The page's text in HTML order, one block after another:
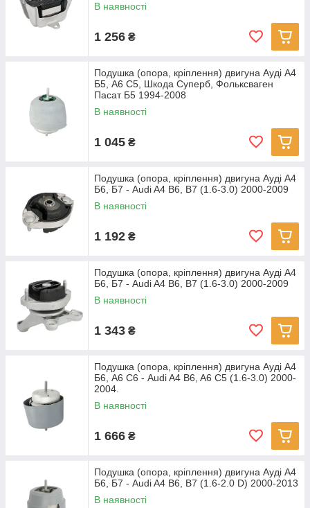
В наявності
1 256 ₴
Подушка (опора, кріплення) двигуна Ауді А4
Б5, А6 С5, Шкода Суперб, Фольксваген
Пасат Б5 1994-2008
В наявності
1 045 ₴
Подушка (опора, кріплення) двигуна Ауді А4
Б6, Б7 - Audi A4 B6, B7 (1.6-3.0) 2000-2009
В наявності
1 192 ₴
Подушка (опора, кріплення) двигуна Ауді А4
Б6, Б7 - Audi A4 B6, B7 (1.6-3.0) 2000-2009
В наявності
1 343 ₴
Подушка (опора, кріплення) двигуна Ауді А4
Б6, А6 С6 - Audi A4 B6, A6 C5 (1.6-3.0) 2000-
2004.
В наявності
1 666 ₴
Подушка (опора, кріплення) двигуна Ауді А4
Б6, Б7 - Audi A4 B6, B7 (1.6-2.0 D) 2000-2013
В наявності